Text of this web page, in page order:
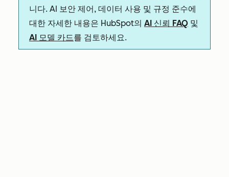
니다. AI 보안 제어, 데이터 사용 및 규정 준수에
대한 자세한 내용은 HubSpot의 AI 신뢰 FAQ 및
AI 모델 카드를 검토하세요.